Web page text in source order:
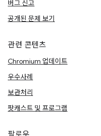
버그 신고
공개된 문제 보기
관련 콘텐츠
Chromium 업데이트
우수사례
보관처리
팟캐스트 및 프로그램